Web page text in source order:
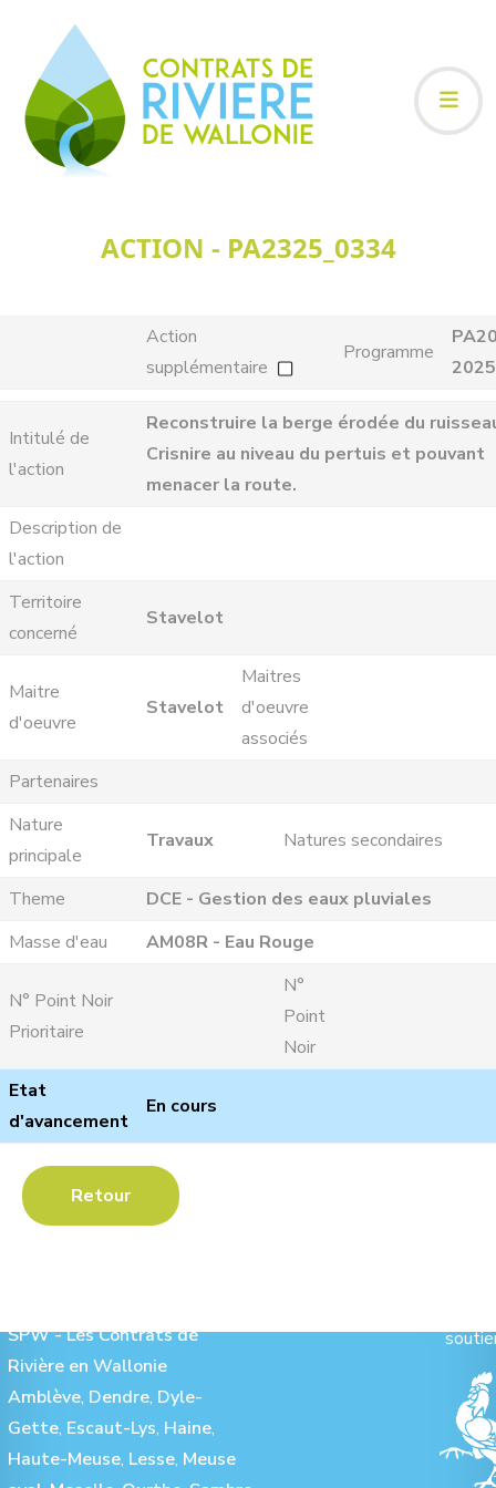
ACTION - PA2325_0334
Action
supplémentaire
Programme
2025
Intitulé de
l'action
Reconstruire la berge érodée du
Crisnire au niveau du pertuis et pouvant
menacer la route.
Description de
l'action
Territoire
concerné
Stavelot
Maitre
d'oeuvre
Stavelot
Maitres
d'oeuvre
associés
Partenaires
Nature
principale
Travaux Natures secondaires
Theme
DCE - Gestion des eaux pluviales
Masse d'eau
AM08R - Eau Rouge
N° Point Noir
Prioritaire
N°
Point
Noir
Etat
d'avancement
En cours
Retour
SPW - Les Contrats de
Rivière en Wallonie
Amblève, Dendre, Dyle-
Gette, Escaut-Lys, Haine,
Haute-Meuse, Lesse, Meuse